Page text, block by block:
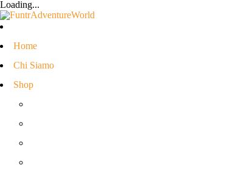
Loading...
Home
Chi Siamo
Shop